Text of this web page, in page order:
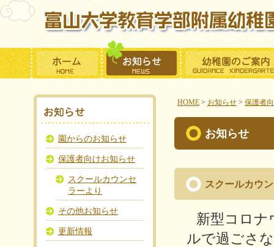
HOME > お知らせ > 保護者
お知らせ
スクールカウ
新型コロナ
ルで過ごさ
園からのお知らせ
保護者向けお知らせ
スクールカウンセ
ラーより
その他お知らせ
更新情報